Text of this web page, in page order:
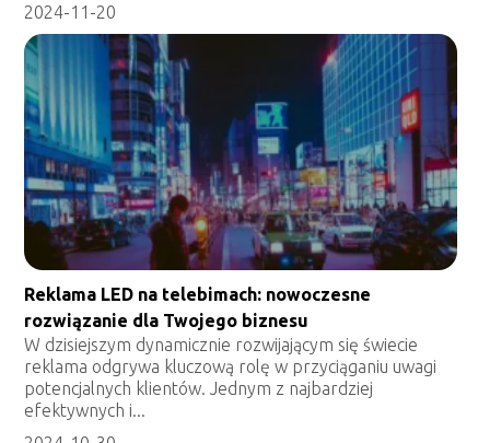
2024-11-20
Reklama LED na telebimach: nowoczesne
rozwiązanie dla Twojego biznesu
W dzisiejszym dynamicznie rozwijającym się świecie
reklama odgrywa kluczową rolę w przyciąganiu uwagi
potencjalnych klientów. Jednym z najbardziej
efektywnych i...